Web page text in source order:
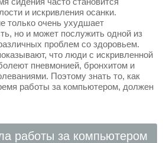
и искривления осанки.
только очень ухудшает
но и может послужить одной из
проблем со здоровьем.
что люди с искривленной
пневмонией, бронхитом и
Поэтому знать то, как
работы за компьютером, должен
работы за компьютером